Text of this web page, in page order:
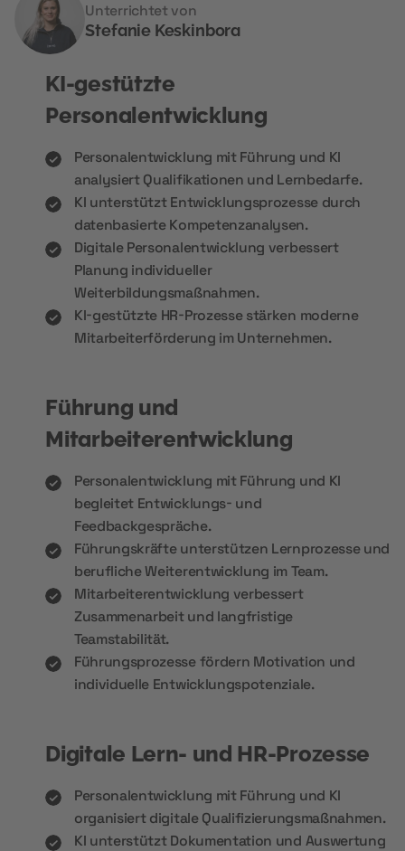
Unterrichtet von
Stefanie Keskinbora
KI-gestützte
Personalentwicklung
Personalentwicklung mit Führung und KI
analysiert Qualifikationen und Lernbedarfe.
KI unterstützt Entwicklungsprozesse durch
datenbasierte Kompetenzanalysen.
Digitale Personalentwicklung verbessert
Planung individueller
Weiterbildungsmaßnahmen.
KI-gestützte HR-Prozesse stärken moderne
Mitarbeiterförderung im Unternehmen.
Führung und
Mitarbeiterentwicklung
Personalentwicklung mit Führung und KI
begleitet Entwicklungs- und
Feedbackgespräche.
Führungskräfte unterstützen Lernprozesse und
berufliche Weiterentwicklung im Team.
Mitarbeiterentwicklung verbessert
Zusammenarbeit und langfristige
Teamstabilität.
Führungsprozesse fördern Motivation und
individuelle Entwicklungspotenziale.
Digitale Lern- und HR-Prozesse
Personalentwicklung mit Führung und KI
organisiert digitale Qualifizierungsmaßnahmen.
KI unterstützt Dokumentation und Auswertung